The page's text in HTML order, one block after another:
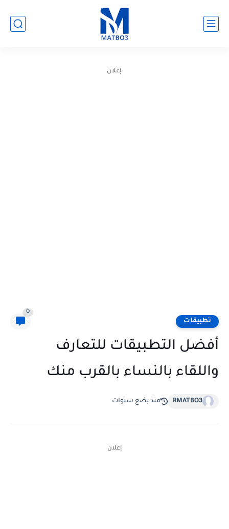
إعلان
تطبيقات
0
أفضل التطبيقات للتعارف
واللقاء بالنساء بالقرب منك
RMATBO3 منذ بضع سنوات
إعلان